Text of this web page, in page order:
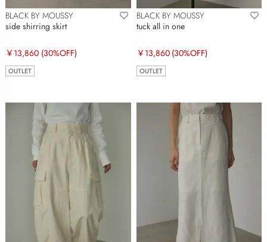
BLACK BY MOUSSY
side shirring skirt
￥13,860 (30%OFF)
OUTLET
BLACK BY MOUSSY
tuck all in one
￥13,860 (30%OFF)
OUTLET